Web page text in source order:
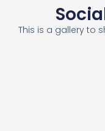
This is a gallery to